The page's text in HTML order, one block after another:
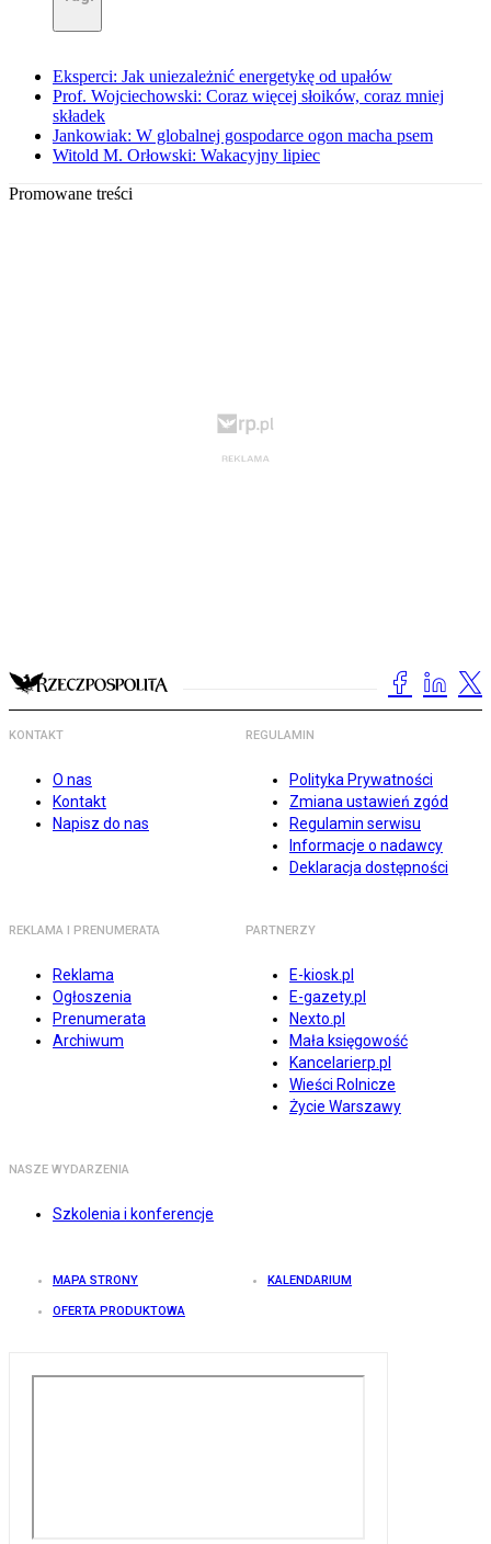
Eksperci: Jak uniezależnić energetykę od upałów
Prof. Wojciechowski: Coraz więcej słoików, coraz mniej
składek
Jankowiak: W globalnej gospodarce ogon macha psem
Witold M. Orłowski: Wakacyjny lipiec
Promowane treści
KONTAKT
O nas
Kontakt
Napisz do nas
REGULAMIN
Polityka Prywatności
Zmiana ustawień zgód
Regulamin serwisu
Informacje o nadawcy
Deklaracja dostępności
REKLAMA I PRENUMERATA
Reklama
Ogłoszenia
Prenumerata
Archiwum
PARTNERZY
E-kiosk.pl
E-gazety.pl
Nexto.pl
Mała księgowość
Kancelarierp.pl
Wieści Rolnicze
Życie Warszawy
NASZE WYDARZENIA
Szkolenia i konferencje
MAPA STRONY KALENDARIUM
OFERTA PRODUKTOWA